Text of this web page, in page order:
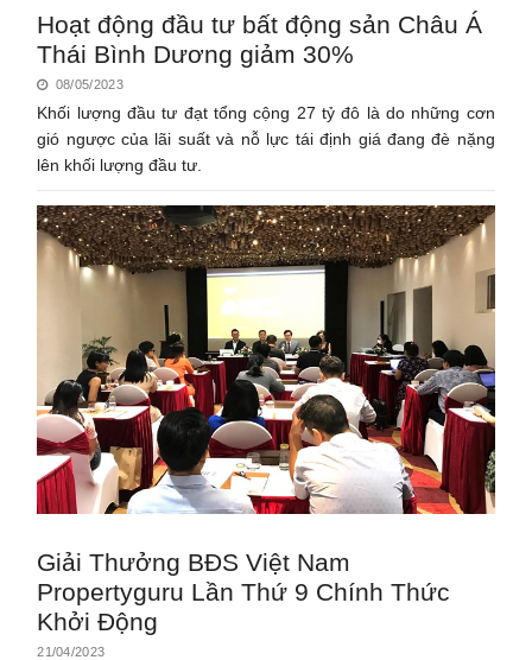
Hoạt động đầu tư bất động sản Châu Á
Thái Bình Dương giảm 30%
08/05/2023
Khối lượng đầu tư đạt tổng cộng 27 tỷ đô là do những cơn
gió ngược của lãi suất và nỗ lực tái định giá đang đè nặng
lên khối lượng đầu tư.
Giải Thưởng BĐS Việt Nam
Propertyguru Lần Thứ 9 Chính Thức
Khởi Động
21/04/2023